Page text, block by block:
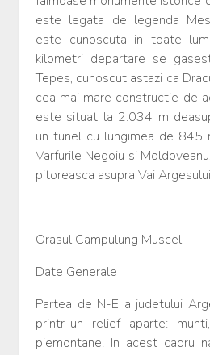
este legata de legenda
este cunoscuta in toate
kilometri departare se
Tepes, cunoscut astazi ca
cea mai mare constructie de
este situat la 2.034 m
un tunel cu lungimea de 845
Varfurile Negoiu si
pitoreasca asupra Vai
Orasul Campulung Muscel
Date Generale
Partea de N-E a judetului
printr-un relief aparte:
piemontane. In acest cadru